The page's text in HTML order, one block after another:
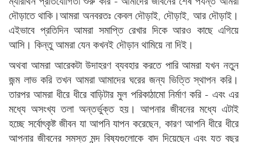
দৌড়াতে থাকি।আমরা অনবরতঃ কেবল দৌড়াই, দৌড়াই, আর দৌড়াই।
এইভাবে প্রতিদিন আমরা সমাপ্তি রেখার দিকে আরও কাছে এগিয়ে
আসি। কিন্তু আমরা যেন কখনই দৌড়ান থামিয়ে না দিই।
অথবা আমরা আরেকটা উদাহরণ ব্যবহার করতে পারি আমরা যখন নতুন
জন্ম লাভ করি তখন আমরা আমাদের ঘরের জন্য ভিত্তি স্থাপন করি।
তারপর আমরা ধীরে ধীরে বাড়িটার মুল পরিকাঠামো নির্মাণ করি - এবং এর
মধ্যে অসংখ্য তলা অন্তর্ভুক্ত হয়। আপনার জীবনের মধ্যে এটাই
হচ্ছে সর্বোৎকৃষ্ট জীবন যা আপনি যাপন করেছেন, কারণ আপনি ধীরে ধীরে
আপনার জীবনের সমস্ত মন্দ বিষ্যগুলোকে বাদ দিয়েছেন এবং যত বছর